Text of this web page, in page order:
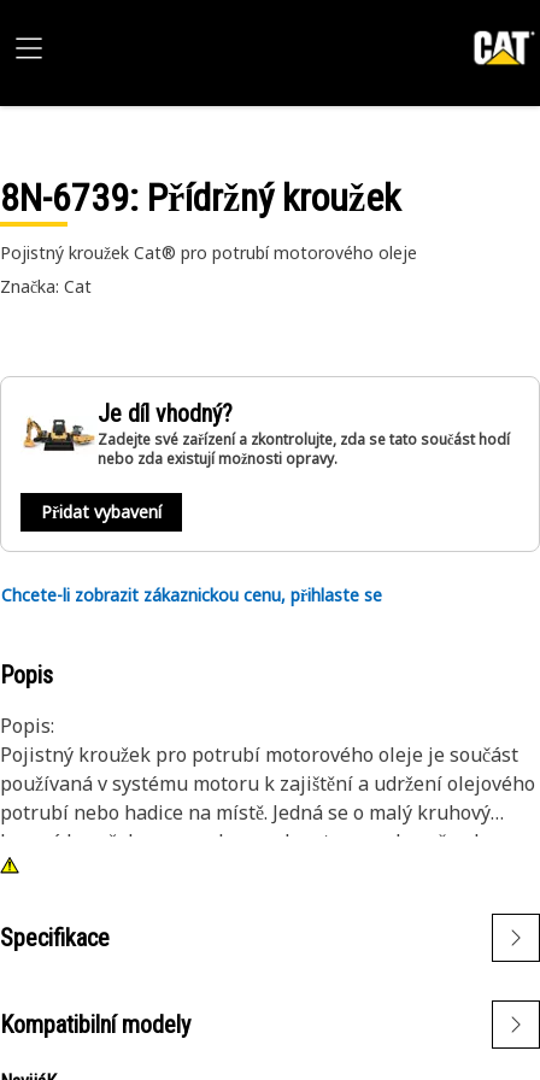
8N-6739: Přídržný kroužek
Pojistný kroužek Cat® pro potrubí motorového oleje
Značka: Cat
Je díl vhodný?
Zadejte své zařízení a zkontrolujte, zda se tato součást hodí
nebo zda existují možnosti opravy.
Přidat vybavení
Chcete-li zobrazit zákaznickou cenu, přihlaste se
Popis
Popis:
Pojistný kroužek pro potrubí motorového oleje je součást
používaná v systému motoru k zajištění a udržení olejového
potrubí nebo hadice na místě. Jedná se o malý kruhový
kovový kroužek s rozparkem nebo otvorem. Je určen k
instalaci kolem olejového potrubí a poté k zasunutí do
potrubí. Jakmile je pojistný kroužek na svém místě,
zabraňuje sklouznutí nebo odpojení olejového potrubí
bez netěsností.
Vlastnosti:
Specifikace
Kompatibilní modely